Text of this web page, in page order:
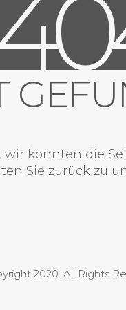
0
wir konnten die
Sie zurück zu
2020. All Rights